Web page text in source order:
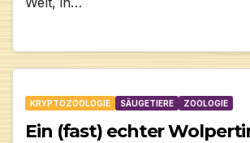
KRYPTOZOOLOGIE SÄUGETIERE ZOOLOGIE
Ein (fast) echter